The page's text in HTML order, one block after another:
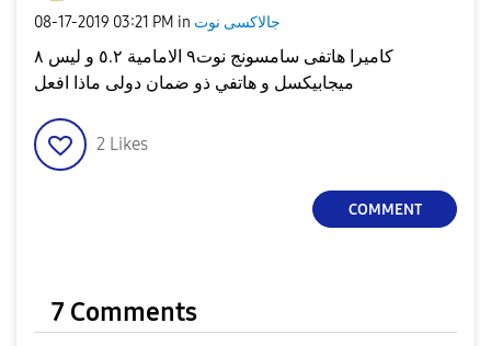
‎08-17-2019 03:21 PM in جالاكسى نوت
كاميرا هاتفى سامسونج نوت٩ الامامية ٥.٢ و ليس ٨
2 Likes
COMMENT
7 Comments